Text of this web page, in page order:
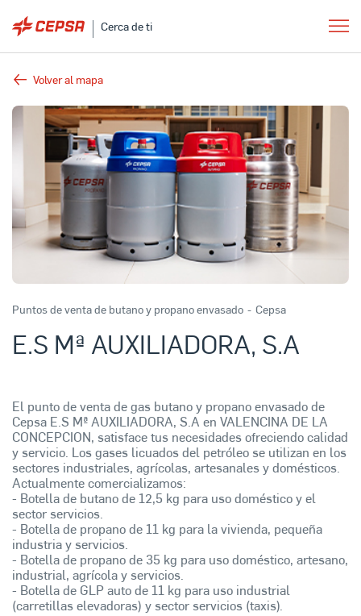
Cerca de ti
Volver al mapa
Puntos de venta de butano y propano envasado - Cepsa
E.S Mª AUXILIADORA, S.A
El punto de venta de gas butano y propano envasado de
Cepsa E.S Mª AUXILIADORA, S.A en VALENCINA DE LA
CONCEPCION, satisface tus necesidades ofreciendo calidad
y servicio. Los gases licuados del petróleo se utilizan en los
sectores industriales, agrícolas, artesanales y domésticos.
Actualmente comercializamos:
- Botella de butano de 12,5 kg para uso doméstico y el
sector servicios.
- Botella de propano de 11 kg para la vivienda, pequeña
industria y servicios.
- Botella de propano de 35 kg para uso doméstico, artesano,
industrial, agrícola y servicios.
- Botella de GLP auto de 11 kg para uso industrial
(carretillas elevadoras) y sector servicios (taxis).